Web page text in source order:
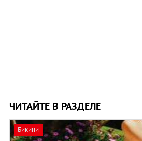
ЧИТАЙТЕ В РАЗДЕЛЕ
Бикини